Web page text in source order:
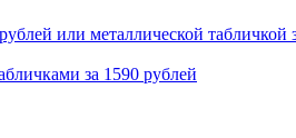
или металлической табличкой
за 1590 рублей